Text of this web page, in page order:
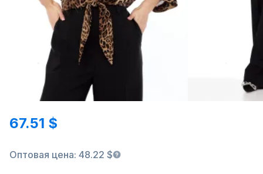
67.51 $
Оптовая цена: 48.22 $